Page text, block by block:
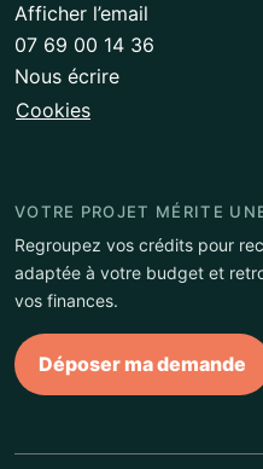
Afficher l’email
07 69 00 14 36
Nous écrire
Cookies
VOTRE PROJET MÉRITE
Regroupez vos crédits pour
adaptée à votre budget et
vos finances.
Déposer ma demande